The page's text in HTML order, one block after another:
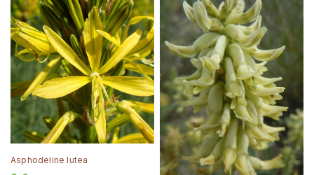
Asphodeline lutea